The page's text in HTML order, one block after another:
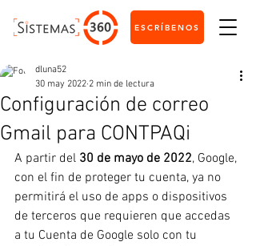
ESCRÍBENOS
Configuración de correo
Gmail para CONTPAQi
dluna52
30 may 2022 2 min de lectura
A partir del 30 de mayo de 2022, Google,
con el fin de proteger tu cuenta, ya no
permitirá el uso de apps o dispositivos
de terceros que requieren que accedas
a tu Cuenta de Google solo con tu